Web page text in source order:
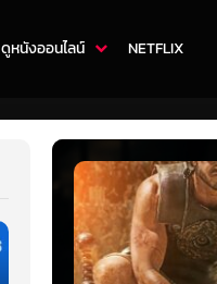
ดูหนังออนไลน์ NETFLIX